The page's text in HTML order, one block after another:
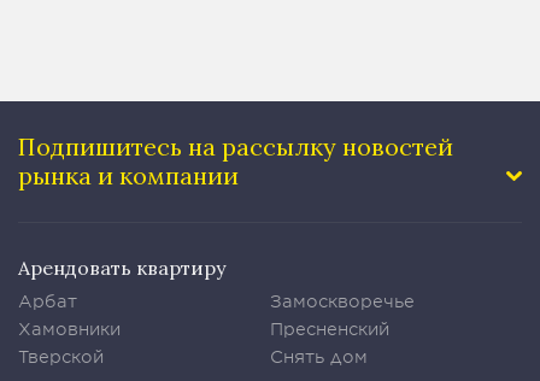
Подпишитесь на рассылку новостей
рынка и компании
Арендовать квартиру
Арбат
Хамовники
Тверской
Замоскворечье
Пресненский
Снять дом